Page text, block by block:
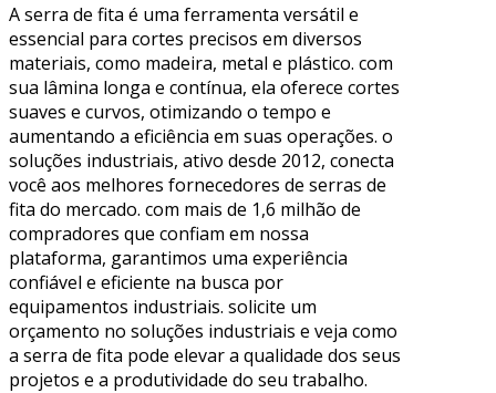
A serra de fita é uma ferramenta versátil e
essencial para cortes precisos em diversos
materiais, como madeira, metal e plástico. com
sua lâmina longa e contínua, ela oferece cortes
suaves e curvos, otimizando o tempo e
aumentando a eficiência em suas operações. o
soluções industriais, ativo desde 2012, conecta
você aos melhores fornecedores de serras de
fita do mercado. com mais de 1,6 milhão de
compradores que confiam em nossa
plataforma, garantimos uma experiência
confiável e eficiente na busca por
equipamentos industriais. solicite um
orçamento no soluções industriais e veja como
a serra de fita pode elevar a qualidade dos seus
projetos e a produtividade do seu trabalho.